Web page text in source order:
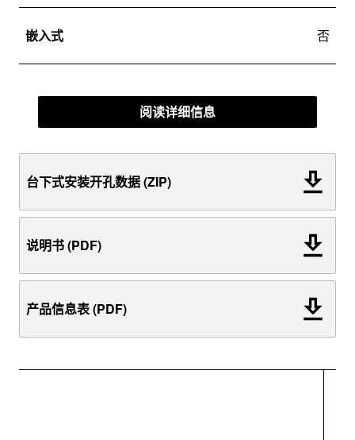
嵌入式 否
阅读详细信息
台下式安装开孔数据 (ZIP)
说明书 (PDF)
产品信息表 (PDF)